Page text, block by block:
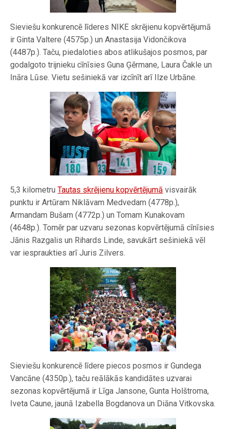
Sieviešu konkurencē līderes NIKE skrējienu kopvērtējumā
ir Ginta Valtere (4575p.) un Anastasija Vidončikova
(4487p.). Taču, piedaloties abos atlikušajos posmos, par
godalgoto trijnieku cīnīsies Guna Ģērmane, Laura Čakle un
Ināra Lūse. Vietu sešiniekā var izcīnīt arī Ilze Urbāne.
5,3 kilometru Tautas skrējienu kopvērtējumā visvairāk
punktu ir Artūram Niklāvam Medvedam (4778p.),
Armandam Bušam (4772p.) un Tomam Kunakovam
(4648p.). Tomēr par uzvaru sezonas kopvērtējumā cīnīsies
Jānis Razgalis un Rihards Linde, savukārt sešiniekā vēl
var iespraukties arī Juris Zilvers.
Sieviešu konkurencē līdere piecos posmos ir Gundega
Vancāne (4350p.), taču reālākās kandidātes uzvarai
sezonas kopvērtējumā ir Līga Jansone, Gunta Holštroma,
Iveta Caune, jaunā Izabella Bogdanova un Diāna Vitkovska.